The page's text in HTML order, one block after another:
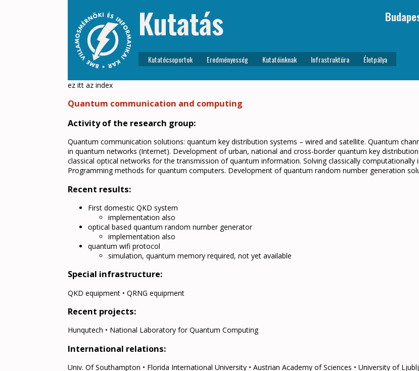
Kutatás
Kutatócsoportok Eredményesség Kutatóinknak Infrastruktúra Életpálya
ez itt az index
Quantum communication and computing
Activity of the research group:
Quantum communication solutions: quantum key distribution systems – wired and satellite. Quantum
in quantum networks (Internet). Development of urban, national and cross-border quantum key
classical optical networks for the transmission of quantum information. Solving classically
Programming methods for quantum computers. Development of quantum random number generation
Recent results:
First domestic QKD system
implementation also
optical based quantum random number generator
implementation also
quantum wifi protocol
simulation, quantum memory required, not yet available
Special infrastructure:
QKD equipment • QRNG equipment
Recent projects:
Hunqutech • National Laboratory for Quantum Computing
International relations:
Univ. Of Southampton • Florida International University • Austrian Academy of Sciences • University of